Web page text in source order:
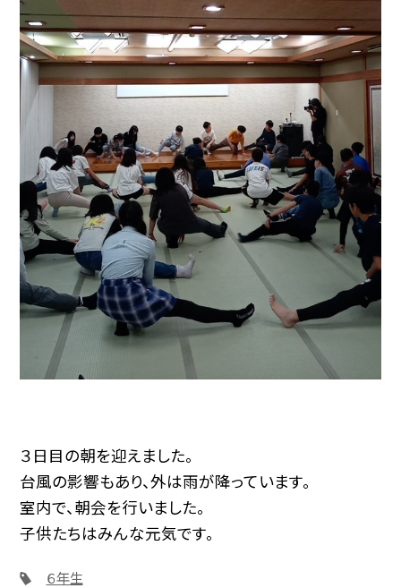
３日目の朝を迎えました。
台風の影響もあり、外は雨が降っています。
室内で、朝会を行いました。
子供たちはみんな元気です。
６年生